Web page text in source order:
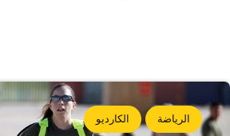
الرياضة الكارديو